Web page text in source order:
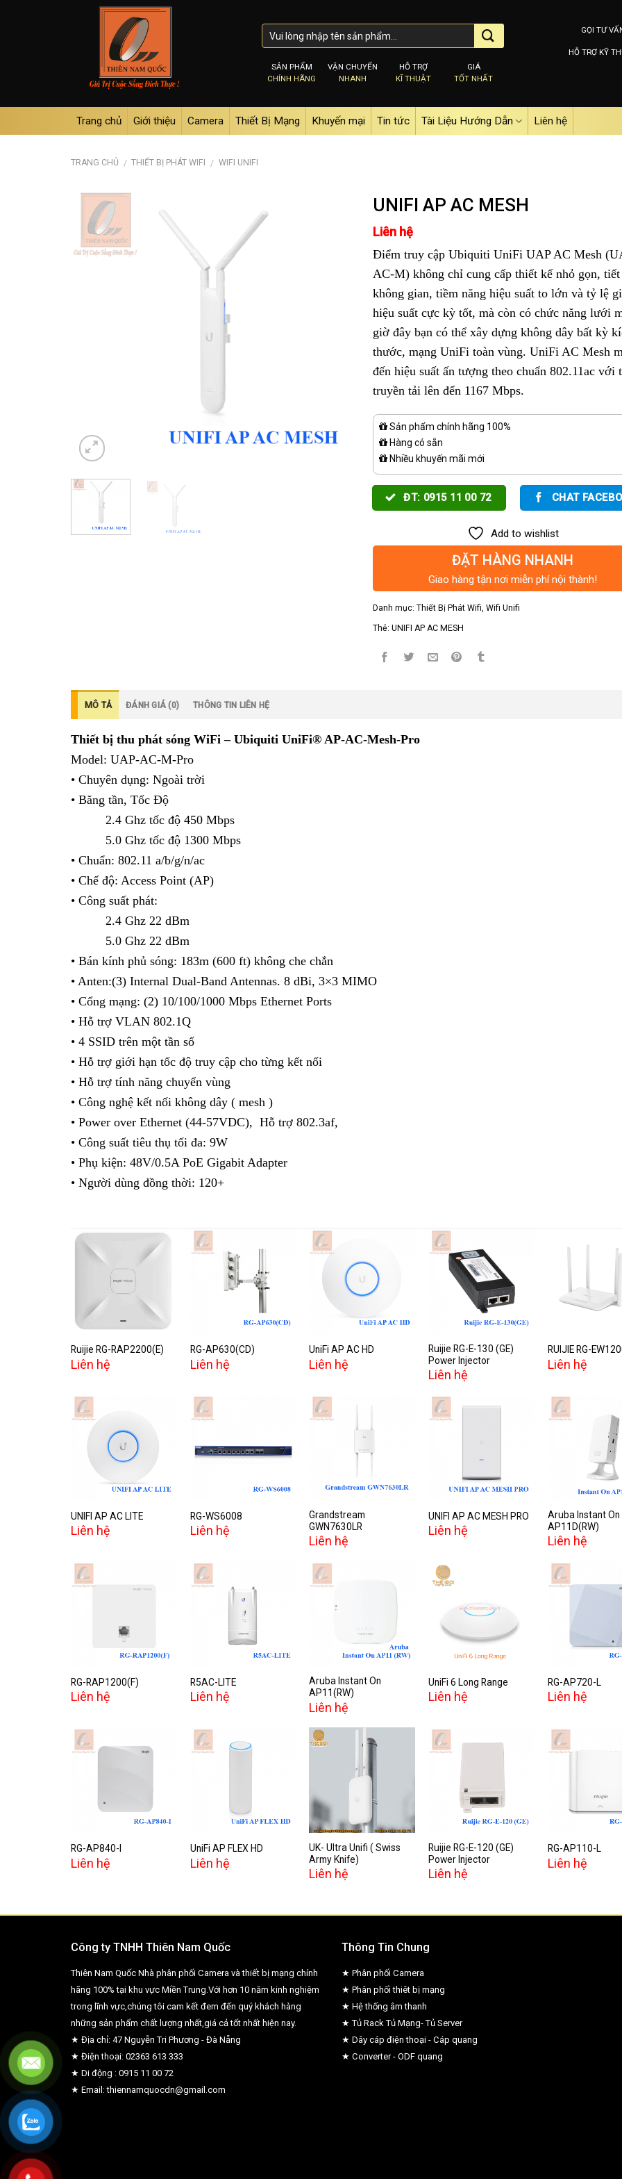
SẢN PHẨM
CHÍNH HÃNG
VẬN CHUYỂN
NHANH
HỖ TRỢ
KĨ THUẬT
GIÁ
TỐT NHẤT
GỌI TƯ
HỖ TRỢ KỸ
Trang chủ Giới thiệu Camera Thiết Bị Mạng Khuyến mại Tin tức Tài Liệu Hướng Dẫn Liên hệ
TRANG CHỦ / THIẾT BỊ PHÁT WIFI / WIFI UNIFI
UNIFI AP AC MESH
Liên hệ
Điểm truy cập Ubiquiti UniFi UAP AC Mesh
AC-M) không chỉ cung cấp thiết kế nhỏ gọn,
không gian, tiềm năng hiệu suất to lớn và tỷ lệ
hiệu suất cực kỳ tốt, mà còn có chức năng lưới
giờ đây bạn có thể xây dựng không dây bất kỳ
thước, mạng UniFi toàn vùng. UniFi AC Mesh
đến hiệu suất ấn tượng theo chuẩn 802.11ac với
truyền tải lên đến 1167 Mbps.
Sản phẩm chính hãng 100%
Hàng có sẵn
Nhiều khuyến mãi mới
ĐT: 0915 11 00 72 CHAT
Add to wishlist
ĐẶT HÀNG NHANH
Giao hàng tận nơi miễn phí nội thành!
Danh mục: Thiết Bị Phát Wifi Wifi Unifi
Thẻ: UNIFI AP AC MESH
MÔ TẢ ĐÁNH GIÁ (0) THÔNG TIN LIÊN HỆ
Thiết bị thu phát sóng WiFi – Ubiquiti UniFi® AP-AC-Mesh-Pro
Model: UAP-AC-M-Pro
• Chuyên dụng: Ngoài trời
• Băng tần, Tốc Độ
2.4 Ghz tốc độ 450 Mbps
5.0 Ghz tốc độ 1300 Mbps
• Chuẩn: 802.11 a/b/g/n/ac
• Chế độ: Access Point (AP)
• Công suất phát:
2.4 Ghz 22 dBm
5.0 Ghz 22 dBm
• Bán kính phủ sóng: 183m (600 ft) không che chắn
• Anten:(3) Internal Dual-Band Antennas. 8 dBi, 3×3 MIMO
• Cổng mạng: (2) 10/100/1000 Mbps Ethernet Ports
• Hỗ trợ VLAN 802.1Q
• 4 SSID trên một tần số
• Hỗ trợ giới hạn tốc độ truy cập cho từng kết nối
• Hỗ trợ tính năng chuyển vùng
• Công nghệ kết nối không dây ( mesh )
• Power over Ethernet (44-57VDC), Hỗ trợ 802.3af,
• Công suất tiêu thụ tối đa: 9W
• Phụ kiện: 48V/0.5A PoE Gigabit Adapter
• Người dùng đồng thời: 120+
wishlist
Ruijie RG-RAP2200(E)
Liên hệ
Add to
wishlist
RG-AP630(CD)
Liên hệ
UniFi AP AC HD
Liên hệ
Add to
wishlist
Ruijie RG-E-130 (GE)
Power Injector
Liên hệ
RUIJIE RG-
Liên hệ
Add to
UNIFI AP AC LITE
Liên hệ
Add to
RG-WS6008
Liên hệ
Grandstream
GWN7630LR
Liên hệ
UNIFI AP AC MESH PRO
Liên hệ
Aruba Instant On
AP11D(RW)
Liên hệ
RG-RAP1200(F)
Liên hệ
R5AC-LITE
Liên hệ
wishlist
Aruba Instant On
AP11(RW)
Liên hệ
Add to
wishlist
UniFi 6 Long Range
Liên hệ
RG-AP720-L
Liên hệ
RG-AP840-I
Liên hệ
UniFi AP FLEX HD
Liên hệ
wishlist
UK- Ultra Unifi ( Swiss
Army Knife)
Liên hệ
wishlist
Ruijie RG-E-120 (GE)
Power Injector
Liên hệ
RG-AP110-L
Liên hệ
Công ty TNHH Thiên Nam Quốc
Thiên Nam Quốc Nhà phân phối Camera và thiết bị mạng chính
hãng 100% tại khu vực Miền Trung.Với hơn 10 năm kinh nghiệm
trong lĩnh vực,chúng tôi cam kết đem đến quý khách hàng
những sản phẩm chất lượng nhất,giá cả tốt nhất hiện nay.
★ Địa chỉ: 47 Nguyễn Tri Phương - Đà Nẵng
★ Điện thoại: 02363 613 333
★ Di động : 0915 11 00 72
★ Email: thiennamquocdn@gmail.com
Thông Tin Chung
★ Phân phối Camera
★ Phân phối thiêt bị mạng
★ Hệ thống âm thanh
★ Tủ Rack Tủ Mạng- Tủ Server
★ Dây cáp điện thoại - Cáp quang
★ Converter - ODF quang